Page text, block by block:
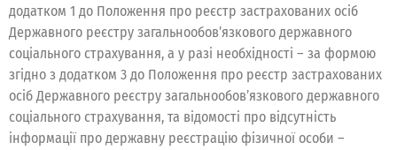
додатком 1 до Положення про реєстр застрахованих осіб
Державного реєстру загальнообов’язкового державного
соціального страхування, а у разі необхідності – за формою
згідно з додатком 3 до Положення про реєстр застрахованих
осіб Державного реєстру загальнообов’язкового державного
соціального страхування, та відомості про відсутність
інформації про державну реєстрацію фізичної особи –